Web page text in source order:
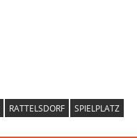
RATTELSDORF SPIELPLATZ